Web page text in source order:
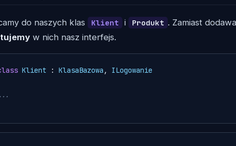
do naszych klas Klient i Produkt . Zamiast
w nich nasz interfejs.
Klient : KlasaBazowa , ILogowanie